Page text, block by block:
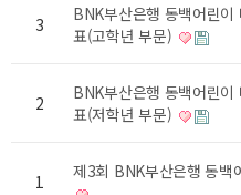
3
BNK부산은행 동백어린
표(고학년 부문)
2
BNK부산은행 동백어린
표(저학년 부문)
1 제3회 BNK부산은행 동백